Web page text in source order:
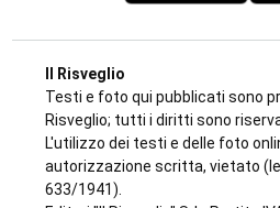
L'INIZIATIVA CULTURALE NEL
La biblioteca di Varisella
nuovi libri: il primo